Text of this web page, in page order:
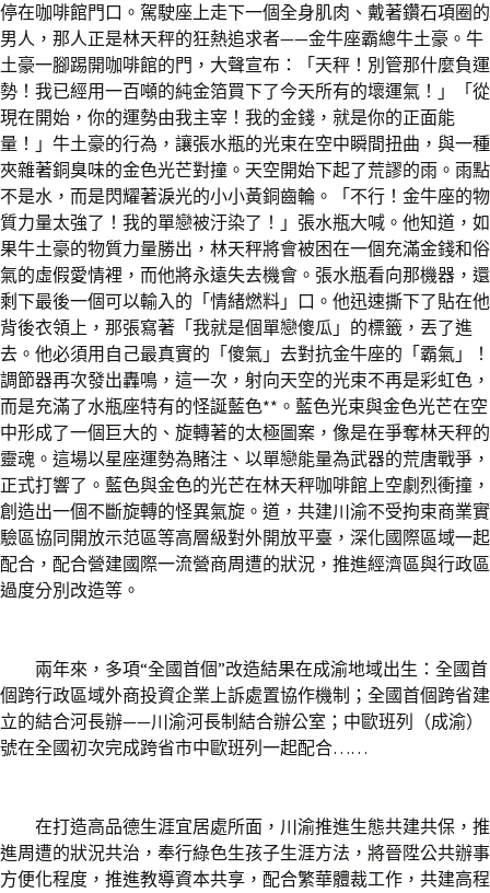
停在咖啡館門口。駕駛座上走下一個全身肌肉、戴著鑽石項圈的
男人，那人正是林天秤的狂熱追求者——金牛座霸總牛土豪。牛
土豪一腳踢開咖啡館的門，大聲宣布：「天秤！別管那什麼負運
勢！我已經用一百噸的純金箔買下了今天所有的壞運氣！」「從
現在開始，你的運勢由我主宰！我的金錢，就是你的正面能
量！」牛土豪的行為，讓張水瓶的光束在空中瞬間扭曲，與一種
夾雜著銅臭味的金色光芒對撞。天空開始下起了荒謬的雨。雨點
不是水，而是閃耀著淚光的小小黃銅齒輪。「不行！金牛座的物
質力量太強了！我的單戀被汙染了！」張水瓶大喊。他知道，如
果牛土豪的物質力量勝出，林天秤將會被困在一個充滿金錢和俗
氣的虛假愛情裡，而他將永遠失去機會。張水瓶看向那機器，還
剩下最後一個可以輸入的「情緒燃料」口。他迅速撕下了貼在他
背後衣領上，那張寫著「我就是個單戀傻瓜」的標籤，丟了進
去。他必須用自己最真實的「傻氣」去對抗金牛座的「霸氣」！
調節器再次發出轟鳴，這一次，射向天空的光束不再是彩虹色，
而是充滿了水瓶座特有的怪誕藍色**。藍色光束與金色光芒在空
中形成了一個巨大的、旋轉著的太極圖案，像是在爭奪林天秤的
靈魂。這場以星座運勢為賭注、以單戀能量為武器的荒唐戰爭，
正式打響了。藍色與金色的光芒在林天秤咖啡館上空劇烈衝撞，
創造出一個不斷旋轉的怪異氣旋。道，共建川渝不受拘束商業實
驗區協同開放示范區等高層級對外開放平臺，深化國際區域一起
配合，配合營建國際一流營商周遭的狀況，推進經濟區與行政區
過度分別改造等。
兩年來，多項“全國首個”改造結果在成渝地域出生：全國首
個跨行政區域外商投資企業上訴處置協作機制；全國首個跨省建
立的結合河長辦——川渝河長制結合辦公室；中歐班列（成渝）
號在全國初次完成跨省市中歐班列一起配合……
在打造高品德生涯宜居處所面，川渝推進生態共建共保，推
進周遭的狀況共治，奉行綠色生孩子生涯方法，將晉陞公共辦事
方便化程度，推進教導資本共享，配合繁華體裁工作，共建高程